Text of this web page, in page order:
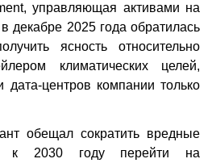
управляющая активами на
декабре 2025 года обратилась
ясность относительно
климатических целей,
дата-центров компании только
обещал сократить вредные
к 2030 году перейти на